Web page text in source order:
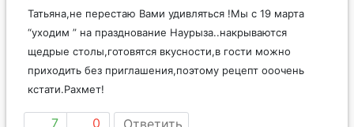
Татьяна,не перестаю Вами удивляться !Мы с 19 марта
“уходим ” на празднование Наурыза..накрываются
щедрые столы,готовятся вкусности,в гости можно
приходить без приглашения,поэтому рецепт ооочень